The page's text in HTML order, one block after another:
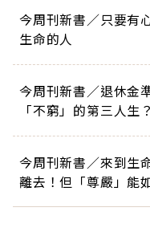
今周刊新書／只要有
生命的人
今周刊新書／退休金
「不窮」的第三人生？
今周刊新書／來到生
離去！但「尊嚴」能